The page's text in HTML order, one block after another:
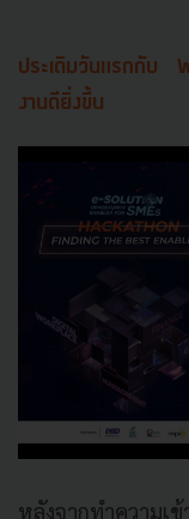
ประเดิมวันแรกกับ
งานดียิ่งขึ้น
หลังจากทำความเ